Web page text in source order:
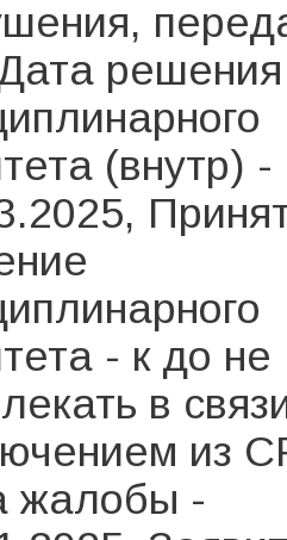
решения
(внутр) -
- к до не
в
из
жалобы -